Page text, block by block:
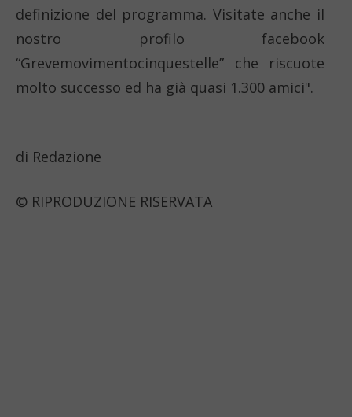
definizione del programma. Visitate anche il
nostro profilo facebook
“Grevemovimentocinquestelle” che riscuote
molto successo ed ha già quasi 1.300 amici".
di Redazione
© RIPRODUZIONE RISERVATA